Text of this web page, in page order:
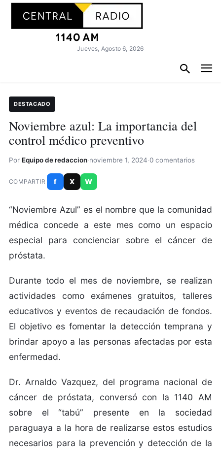
Jueves, Agosto 6, 2026
DESTACADO
Noviembre azul: La importancia del
control médico preventivo
Por Equipo de redaccion·noviembre 1, 2024·0 comentarios
COMPARTIR f X W
“Noviembre Azul” es el nombre que la comunidad
médica concede a este mes como un espacio
especial para concienciar sobre el cáncer de
próstata.
Durante todo el mes de noviembre, se realizan
actividades como exámenes gratuitos, talleres
educativos y eventos de recaudación de fondos.
El objetivo es fomentar la detección temprana y
brindar apoyo a las personas afectadas por esta
enfermedad.
Dr. Arnaldo Vazquez, del programa nacional de
cáncer de próstata, conversó con la 1140 AM
sobre el “tabú” presente en la sociedad
paraguaya a la hora de realizarse estos estudios
necesarios para la prevención y detección de la